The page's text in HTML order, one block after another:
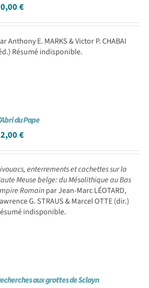
€
Anthony E. MARKS & Victor P. CHABAI
Résumé indisponible.
du Pape
€
enterrements et cachettes sur la
Meuse belge: du Mésolithique au Bas
Romainpar Jean-Marc LÉOTARD,
G. STRAUS & Marcel OTTE (dir.)
indisponible.
aux grottes de Sclayn